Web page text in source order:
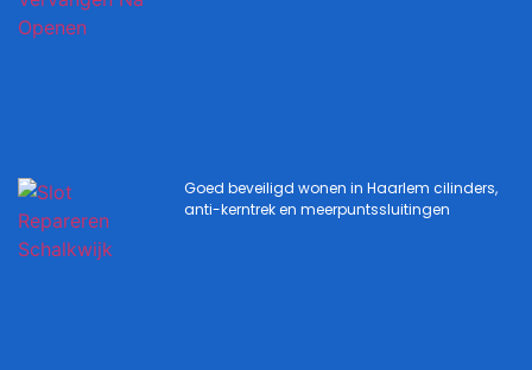
Goed beveiligd wonen in Haarlem cilinders,
anti-kerntrek en meerpuntssluitingen